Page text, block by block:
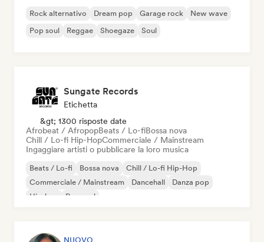
Rock alternativo Dream pop Garage rock
New wave
Pop soul
Reggae Shoegaze Soul
Sungate Records
Etichetta
&gt; 1300 risposte date
Afrobeat / AfropopBeats / Lo-fiBossa nova
Chill / Lo-fi Hip-HopCommerciale / Mainstream
Ingaggiare artisti o pubblicare la loro musica
Beats / Lo-fi Bossa nova
Chill / Lo-fi Hip-Hop
Commerciale / Mainstream
Dancehall
Danza pop
Hip-hop
Pop soul
NUOVO